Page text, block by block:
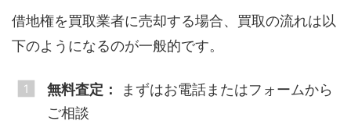
借地権を買取業者に売却する場合、買取の流れは以
下のようになるのが一般的です。
無料査定：
まずはお電話またはフォームから
ご相談